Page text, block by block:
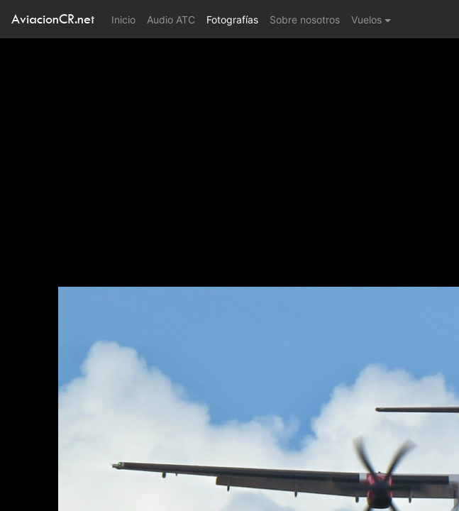
AviacionCR.net Inicio(current)
Audio ATC Fotografías Sobre nosotros Vuelos